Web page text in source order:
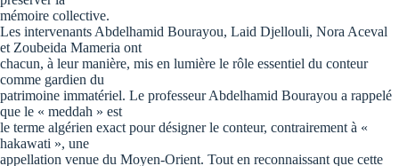
mémoire collective.
Les intervenants Abdelhamid Bourayou, Laid Djellouli, Nora Aceval
et Zoubeida Mameria ont
chacun, à leur manière, mis en lumière le rôle essentiel du conteur
comme gardien du
patrimoine immatériel. Le professeur Abdelhamid Bourayou a rappelé
que le « meddah » est
le terme algérien exact pour désigner le conteur, contrairement à «
hakawati », une
appellation venue du Moyen-Orient. Tout en reconnaissant que cette